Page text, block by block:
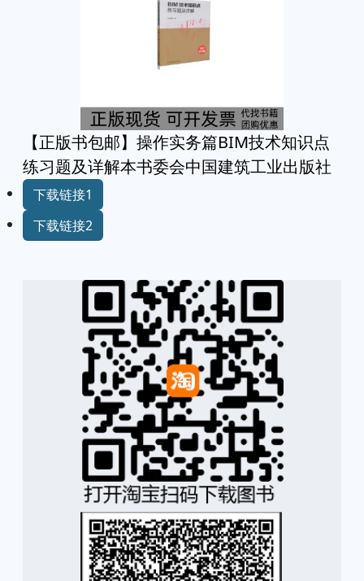
【正版书包邮】操作实务篇BIM技术知识点
练习题及详解本书委会中国建筑工业出版社
下载链接1
下载链接2